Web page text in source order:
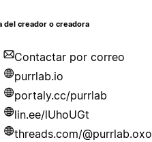
del creador o creadora
Contactar por correo
purrlab.io
portaly.cc/purrlab
lin.ee/lUhoUGt
threads.com/@purrlab.oxo